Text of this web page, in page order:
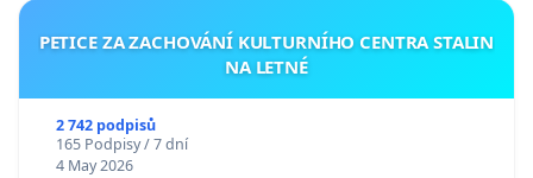
PETICE ZA ZACHOVÁNÍ KULTURNÍHO CENTRA STALIN
NA LETNÉ
2 742 podpisů
165 Podpisy / 7 dní
4 May 2026